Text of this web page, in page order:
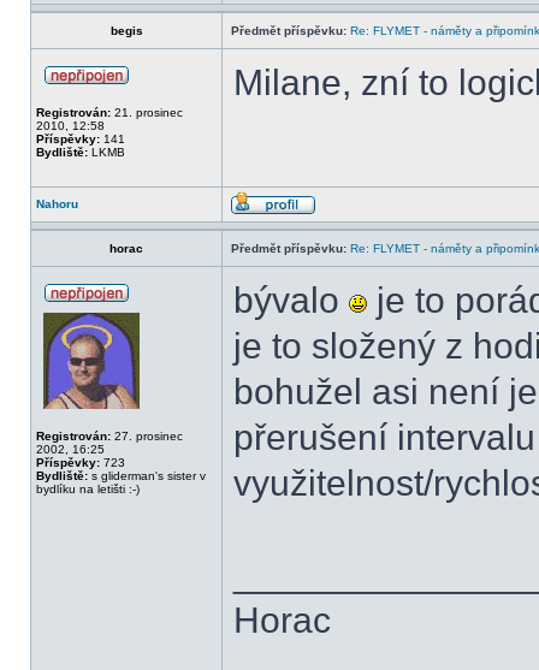
begis Předmět příspěvku: Re: FLYMET - náměty a
Registrován: 21. prosinec
2010, 12:58
Příspěvky: 141
Bydliště: LKMB
Milane, zní to
Nahoru
horac Předmět příspěvku: Re: FLYMET - náměty a
Registrován: 27. prosinec
2002, 16:25
Příspěvky: 723
Bydliště: s gliderman's sister v
bydlíku na letišti :-)
bývalo
je to
je to složený z
bohužel asi není
přerušení
využitelnost/
Horac